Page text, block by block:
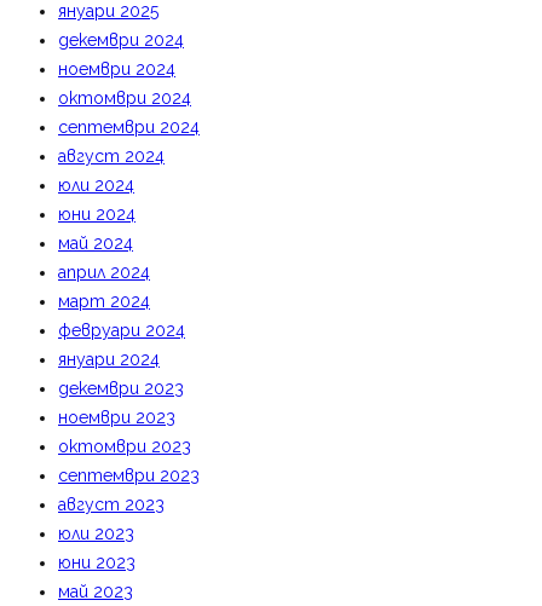
януари 2025
декември 2024
ноември 2024
октомври 2024
септември 2024
август 2024
юли 2024
юни 2024
май 2024
април 2024
март 2024
февруари 2024
януари 2024
декември 2023
ноември 2023
октомври 2023
септември 2023
август 2023
юли 2023
юни 2023
май 2023